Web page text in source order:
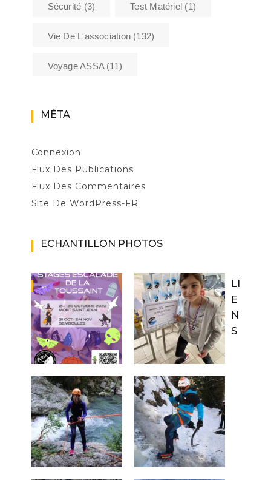
Sécurité (3) Test Matériel (1)
Vie De L'association (132)
Voyage ASSA(11)
MÉTA
Connexion
Flux Des Publications
Flux Des Commentaires
Site De WordPress-FR
ECHANTILLON PHOTOS
LI
E
N
S